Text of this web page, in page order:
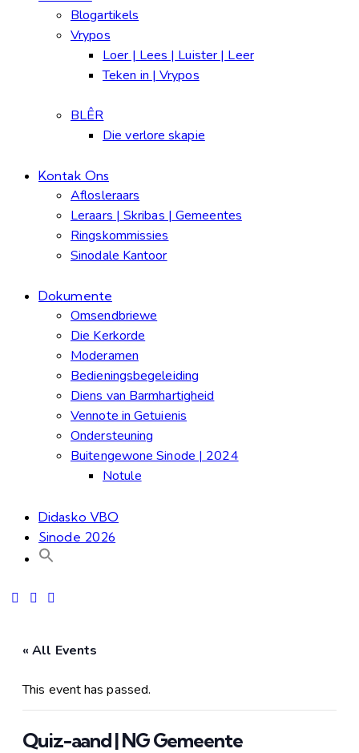
Blogartikels
Vrypos
Loer | Lees | Luister | Leer
Teken in | Vrypos
BLÊR
Die verlore skapie
Kontak Ons
Aflosleraars
Leraars | Skribas | Gemeentes
Ringskommissies
Sinodale Kantoor
Dokumente
Omsendbriewe
Die Kerkorde
Moderamen
Bedieningsbegeleiding
Diens van Barmhartigheid
Vennote in Getuienis
Ondersteuning
Buitengewone Sinode | 2024
Notule
Didasko VBO
Sinode 2026
« All Events
This event has passed.
Quiz-aand | NG Gemeente